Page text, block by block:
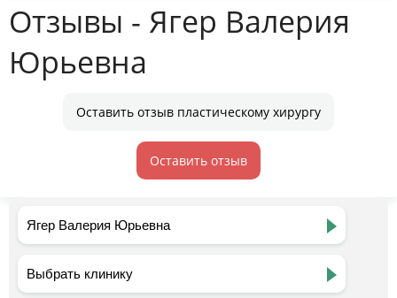
Отзывы - Ягер Валерия
Юрьевна
Оставить отзыв пластическому хирургу
Оставить отзыв